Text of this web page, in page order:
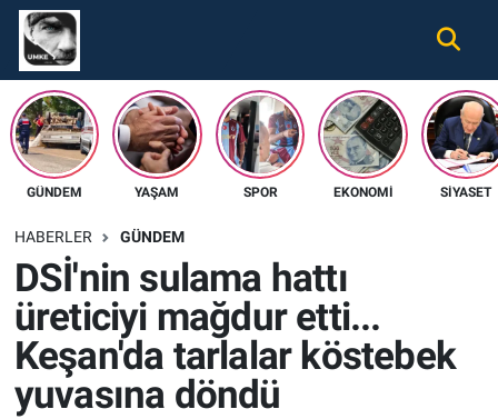
GÜNDEM YAŞAM SPOR EKONOMI SIYASET
HABERLER GÜNDEM
DSİ'nin sulama hattı
üreticiyi mağdur etti...
Keşan'da tarlalar köstebek
yuvasına döndü
Gündem
Ekonomi
Spor
Magazin
Tüm Haberler
İletişim
Nöbetçi Eczaneler
Hava Durumu
Namaz Vakitleri
Trafik Durumu
Süper Lig Puan Durumu ve Fikstür
Tüm Manşetler